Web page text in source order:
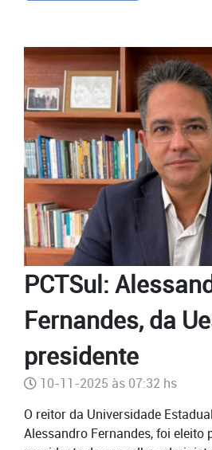
PCTSul:
Fernandes, da
presidente
10-11-2025 às 07:32 hs
O reitor da Universidade
Alessandro Fernandes, foi eleito